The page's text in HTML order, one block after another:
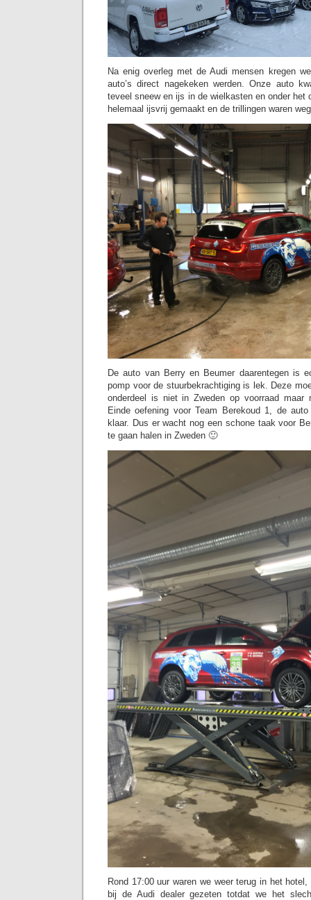
Na enig overleg met de Audi mensen kregen
auto’s direct nagekeken werden. Onze auto
teveel sneew en ijs in de wielkasten en onder het
helemaal ijsvrij gemaakt en de trillingen waren
De auto van Berry en Beumer daarentegen is
pomp voor de stuurbekrachtiging is lek. Deze
onderdeel is niet in Zweden op voorraad maar
Einde oefening voor Team Berekoud 1, de
klaar. Dus er wacht nog een schone taak voor
te gaan halen in Zweden 🙂
Rond 17:00 uur waren we weer terug in het
bij de Audi dealer gezeten totdat we het